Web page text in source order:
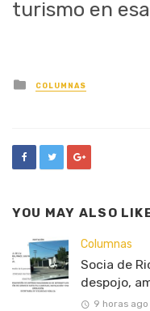
turismo en
Posted
in
COLUMNAS
YOU MAY ALSO
Columnas
Socia de
despojo,
9 horas ago